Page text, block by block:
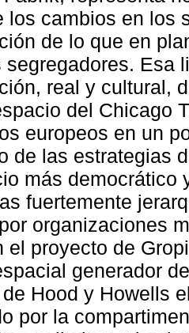
los cambios en los
de lo que en
segregadores. Esa
real y cultural,
del Chicago
europeos en un
de las estrategias
más democrático
fuertemente
organizaciones
el proyecto de
generador
Hood y Howells
por la